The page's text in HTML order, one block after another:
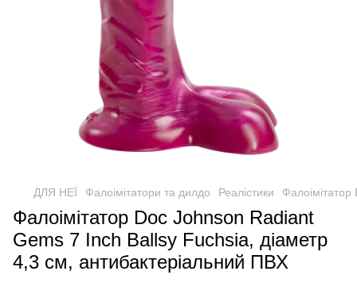
ДЛЯ НЕЇ Фалоімітатори та дилдо Реалістики
Фалоімітатор Doc Johnson Radiant
Gems 7 Inch Ballsy Fuchsia, діаметр
4,3 см, антибактеріальний ПВХ